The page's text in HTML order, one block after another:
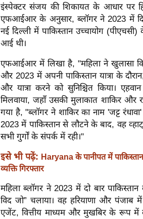
इंस्पेक्टर संजय की शिकायत के आधार पर
एफआईआर के अनुसार, ब्लॉगर ने 2023 में
नई दिल्ली में पाकिस्तान उच्चायोग
आई थी।
एफआईआर में लिखा है, "महिला ने खुलासा
और 2023 में अपनी पाकिस्तान यात्रा के
और यात्रा करने को सुनिश्चित किया।
मिलवाया, जहाँ उसकी मुलाकात शाकिर
गया है, "ब्लॉगर ने शाकिर का नाम 'जट्ट
2023 में पाकिस्तान से लौटने के बाद, वह
सभी गुर्गों के संपर्क में रही।"
इसे भी पढ़ें: Haryana के पानीपत में
व्यक्ति गिरफ्तार
महिला ब्लॉगर ने 2023 में दो बार पाकिस्तान
विद जो” चलाया। वह हरियाणा और पंजाब
एजेंट, वित्तीय माध्यम और मुखबिर के रूप में